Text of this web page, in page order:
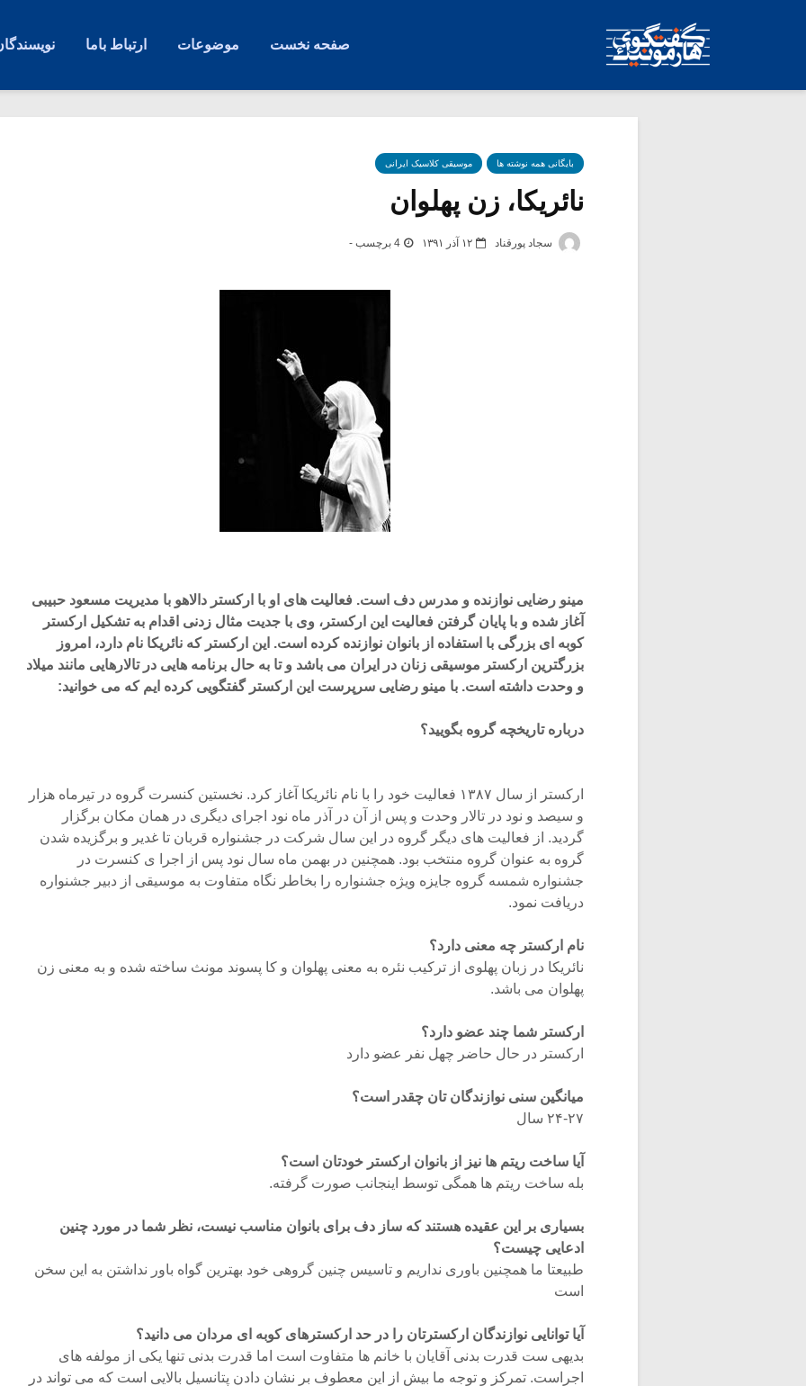
صفحه نخست موضوعات ارتباط باما
بایگانی همه نوشته ها موسیقی کلاسیک ایرانی
نائریکا، زن پهلوان
سجاد پورقناد ۱۲ آذر ۱۳۹۱ 4 برچسب -
مینو رضایی نوازنده و مدرس دف است. فعالیت های او با ارکستر دالاهو با مدیریت مسعود حبیبی
آغاز شده و با پایان گرفتن فعالیت این ارکستر، وی با جدیت مثال زدنی اقدام به تشکیل ارکستر
کوبه ای بزرگی با استفاده از بانوان نوازنده کرده است. این ارکستر که نائریکا نام دارد، امروز
بزرگترین ارکستر موسیقی زنان در ایران می باشد و تا به حال برنامه هایی در تالارهایی مانند میلاد
و وحدت داشته است. با مینو رضایی سرپرست این ارکستر گفتگویی کرده ایم که می خوانید:
درباره تاریخچه گروه بگویید؟
ارکستر از سال ۱۳۸۷ فعالیت خود را با نام نائریکا آغاز کرد. نخستین کنسرت گروه در تیرماه هزار
و سیصد و نود در تالار وحدت و پس از آن در آذر ماه نود اجرای دیگری در همان مکان برگزار
گردید. از فعالیت های دیگر گروه در این سال شرکت در جشنواره قربان تا غدیر و برگزیده شدن
گروه به عنوان گروه منتخب بود. همچنین در بهمن ماه سال نود پس از اجرا ی کنسرت در
جشنواره شمسه گروه جایزه ویژه جشنواره را بخاطر نگاه متفاوت به موسیقی از دبیر جشنواره
دریافت نمود.
نام ارکستر چه معنی دارد؟
نائریکا در زبان پهلوی از ترکیب نئره به معنی پهلوان و کا پسوند مونث ساخته شده و به معنی زن
پهلوان می باشد.
ارکستر شما چند عضو دارد؟
ارکستر در حال حاضر چهل نفر عضو دارد
میانگین سنی نوازندگان تان چقدر است؟
۲۴-۲۷ سال
آیا ساخت ریتم ها نیز از بانوان ارکستر خودتان است؟
بله ساخت ریتم ها همگی توسط اینجانب صورت گرفته.
بسیاری بر این عقیده هستند که ساز دف برای بانوان مناسب نیست، نظر شما در مورد چنین
ادعایی چیست؟
طبیعتا ما همچنین باوری نداریم و تاسیس چنین گروهی خود بهترین گواه باور نداشتن به این سخن
است
آیا توانایی نوازندگان ارکسترتان را در حد ارکسترهای کوبه ای مردان می دانید؟
بدیهی ست قدرت بدنی آقایان با خانم ها متفاوت است اما قدرت بدنی تنها یکی از مولفه های
اجراست. تمرکز و توجه ما بیش از این معطوف بر نشان دادن پتانسیل بالایی است که می تواند در